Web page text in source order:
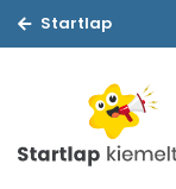
Startlap